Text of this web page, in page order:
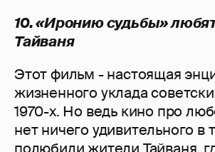
10. «Иронию судьбы»
Тайваня
Этот фильм - настоящая
жизненного уклада
1970-х. Но ведь кино про
нет ничего удивительного в